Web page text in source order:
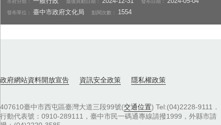
市府分類： 最後異動日期： 發布日期：
發布單位：臺中市政府文化局 點閱次數： 1554
政府網站資料開放宣告 資訊安全政策 隱私權政策
407610臺中市西屯區臺灣大道三段99號(交通位置) Tel:(04)2228-9111．
行動代表號：0910-289111，臺中市民一碼通專線請撥1999，外縣市請